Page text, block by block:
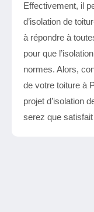
Effectivement, il
d’isolation de
à répondre à
pour que
normes. Alors,
de votre toiture à
projet d’isolation
serez que